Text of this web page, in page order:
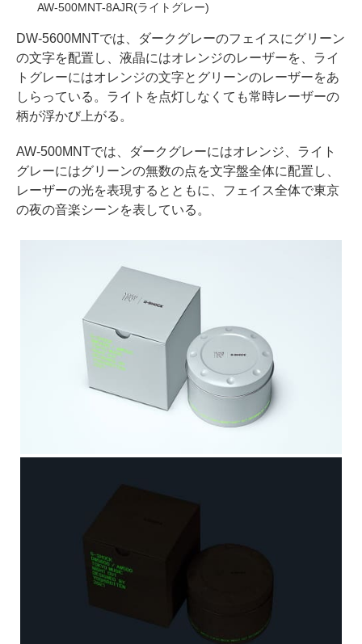
AW-500MNT-8AJR(ライトグレー)
DW-5600MNTでは、ダークグレーのフェイスにグリーン
の文字を配置し、液晶にはオレンジのレーザーを、ライ
トグレーにはオレンジの文字とグリーンのレーザーをあ
しらっている。ライトを点灯しなくても常時レーザーの
柄が浮かび上がる。
AW-500MNTでは、ダークグレーにはオレンジ、ライト
グレーにはグリーンの無数の点を文字盤全体に配置し、
レーザーの光を表現するとともに、フェイス全体で東京
の夜の音楽シーンを表している。